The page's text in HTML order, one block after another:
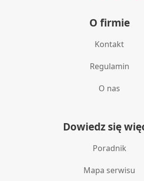
O firmie
Kontakt
Regulamin
O nas
Dowiedz się
Poradnik
Mapa serwisu